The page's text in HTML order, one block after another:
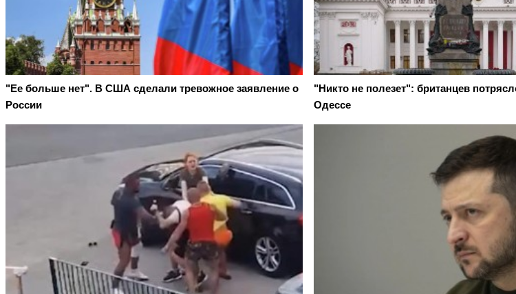
"Ее больше нет". В США сделали тревожное заявление о
России
"Никто не полезет": британцев
Одессе